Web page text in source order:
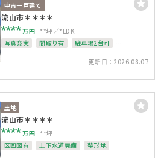
中古一戸建て
流山市＊＊＊＊
****万円 **坪
*LDK
写真充実
間取り有
駐車場2台可
整形地
更新日：2026.08.07
土地
流山市＊＊＊＊
****万円 **坪
区画図有
上下水道完備 整形地